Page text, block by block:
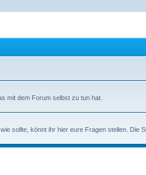
mit dem Forum selbst zu tun hat.
sollte, könnt ihr hier eure Fragen stellen. Die